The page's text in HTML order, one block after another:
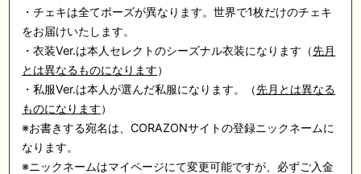
・チェキは全てポーズが異なります。世界で1枚だけのチェキ
をお届けいたします。
・衣装Ver.は本人セレクトのシーズナル衣装になります（先月
とは異なるものになります）
・私服Ver.は本人が選んだ私服になります。（先月とは異なる
ものになります）
※お書きする宛名は、CORAZONサイトの登録ニックネームに
なります。
※ニックネームはマイページにて変更可能ですが、必ずご入金